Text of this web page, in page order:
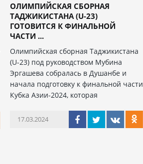
ОЛИМПИЙСКАЯ СБОРНАЯ
ТАДЖИКИСТАНА (U-23)
ГОТОВИТСЯ К ФИНАЛЬНОЙ
ЧАСТИ ...
Олимпийская сборная Таджикистана
(U-23) под руководством Мубина
Эргашева собралась в Душанбе и
начала подготовку к финальной части
Кубка Азии-2024, которая
17.03.2024